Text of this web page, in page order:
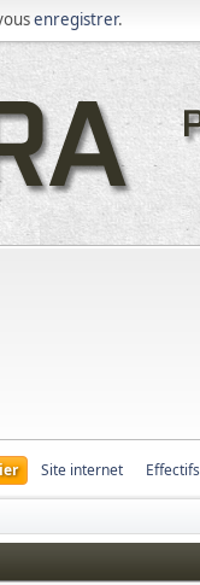
enregistrer.
Site internet Effectifs